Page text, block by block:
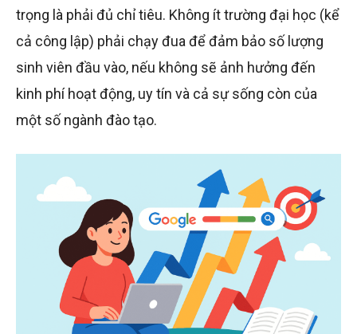
trọng là phải đủ chỉ tiêu. Không ít trường đại học (kể
cả công lập) phải chạy đua để đảm bảo số lượng
sinh viên đầu vào, nếu không sẽ ảnh hưởng đến
kinh phí hoạt động, uy tín và cả sự sống còn của
một số ngành đào tạo.